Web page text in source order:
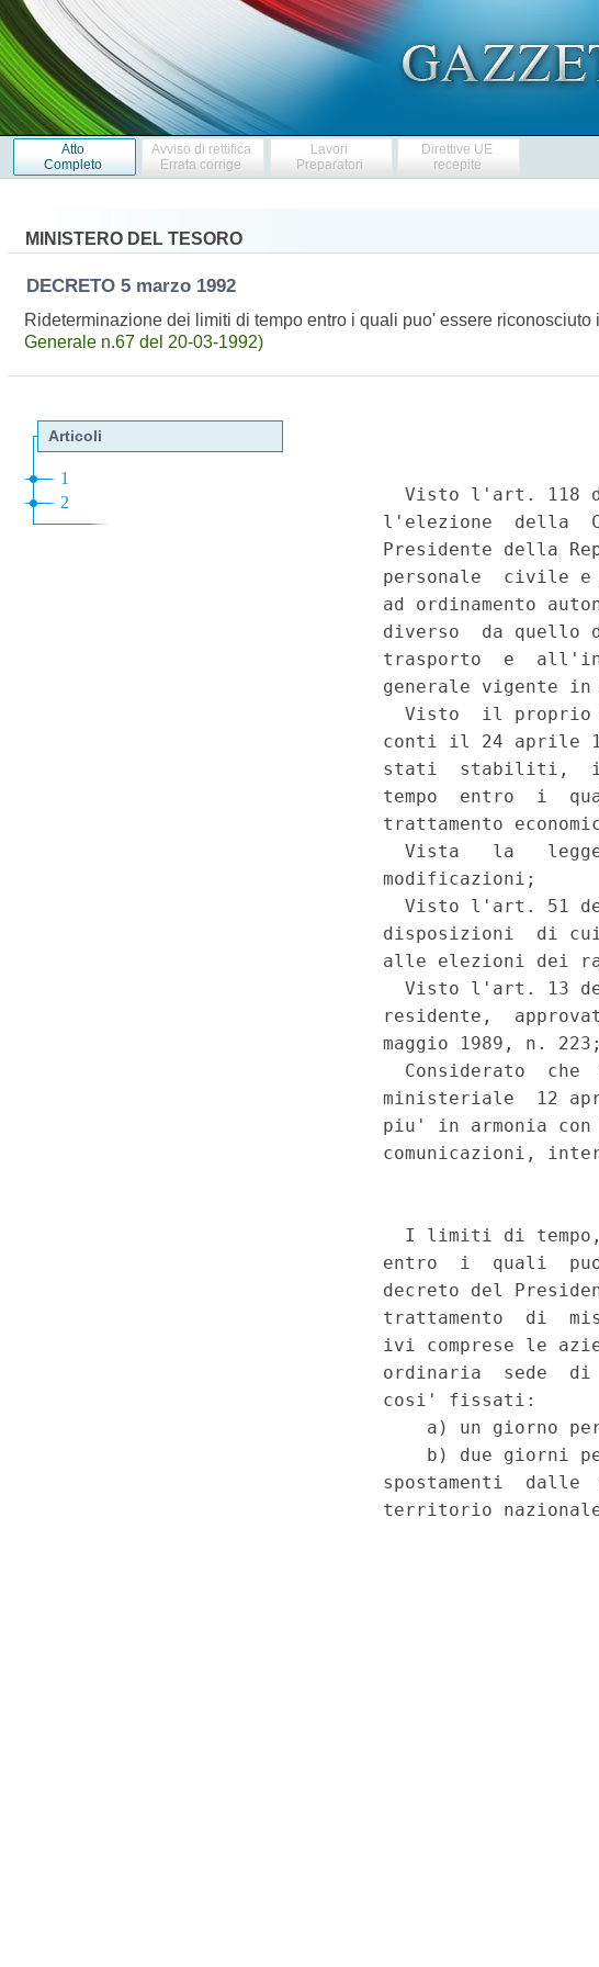
Atto
Completo
Avviso di rettifica
Errata corrige
Lavori
Preparatori
Direttive UE
recepite
MINISTERO DEL TESORO
DECRETO 5 marzo 1992
Rideterminazione dei limiti di tempo entro i quali puo' essere
Generale n.67 del 20-03-1992)